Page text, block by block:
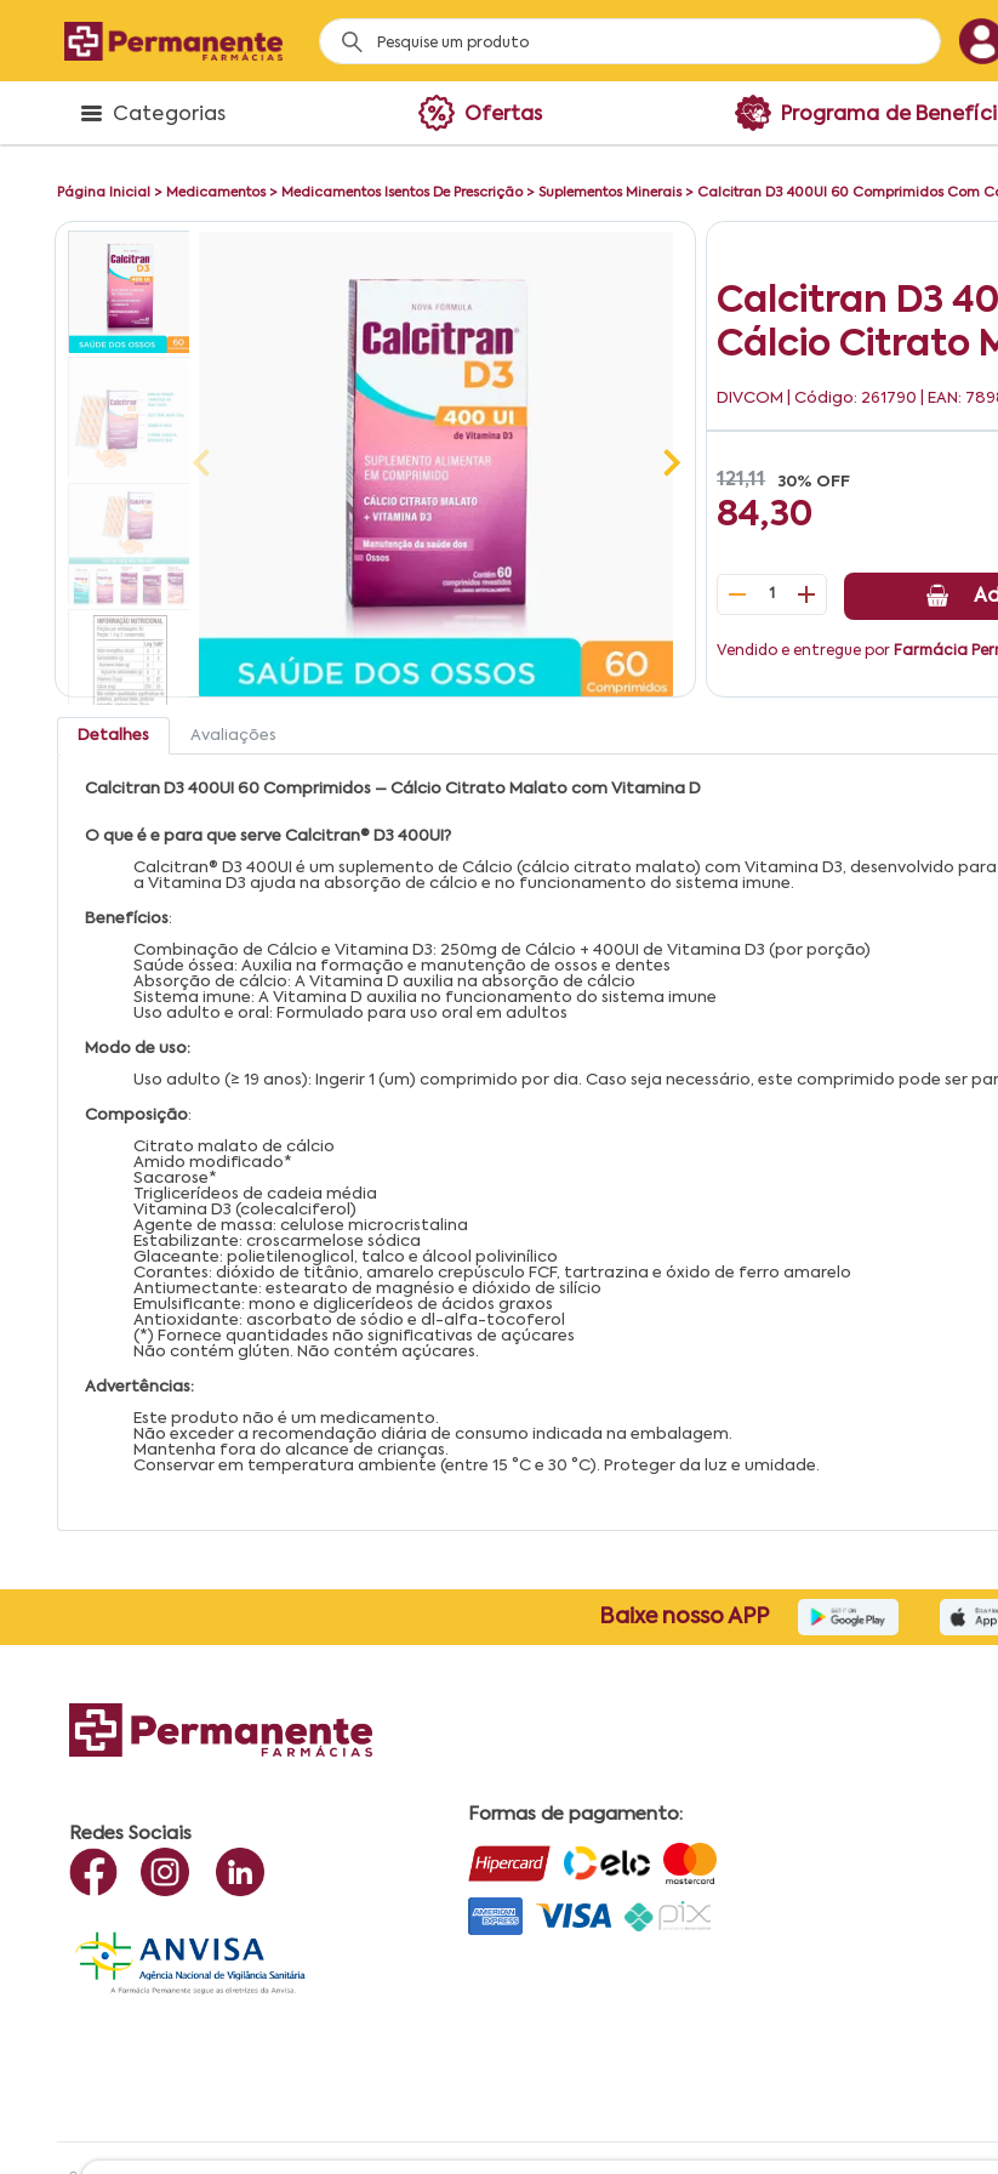
Categorias Ofertas Programa de
Página Inicial > Medicamentos> Medicamentos Isentos De Prescrição> Suplementos Minerais> Calcitran D3 400UI 60 Comprimidos Com
Calcitran D3
Cálcio Citrato
DIVCOM | Código: 261790 | EAN:
121,11 30% OFF
84,30
1
Vendido e entregue por Farmácia
Detalhes Avaliações
Calcitran D3 400UI 60 Comprimidos – Cálcio Citrato Malato com Vitamina D
O que é e para que serve Calcitran® D3 400UI?
Calcitran® D3 400UI é um suplemento de Cálcio (cálcio citrato malato) com Vitamina D3, desenvolvido
a Vitamina D3 ajuda na absorção de cálcio e no funcionamento do sistema imune.
Benefícios:
Combinação de Cálcio e Vitamina D3: 250mg de Cálcio + 400UI de Vitamina D3 (por porção)
Saúde óssea: Auxilia na formação e manutenção de ossos e dentes
Absorção de cálcio: A Vitamina D auxilia na absorção de cálcio
Sistema imune: A Vitamina D auxilia no funcionamento do sistema imune
Uso adulto e oral: Formulado para uso oral em adultos
Modo de uso:
Uso adulto (≥ 19 anos): Ingerir 1 (um) comprimido por dia. Caso seja necessário, este comprimido pode ser
Composição:
Citrato malato de cálcio
Amido modificado*
Sacarose*
Triglicerídeos de cadeia média
Vitamina D3 (colecalciferol)
Agente de massa: celulose microcristalina
Estabilizante: croscarmelose sódica
Glaceante: polietilenoglicol, talco e álcool polivinílico
Corantes: dióxido de titânio, amarelo crepúsculo FCF, tartrazina e óxido de ferro amarelo
Antiumectante: estearato de magnésio e dióxido de silício
Emulsificante: mono e diglicerídeos de ácidos graxos
Antioxidante: ascorbato de sódio e dl-alfa-tocoferol
(*) Fornece quantidades não significativas de açúcares
Não contém glúten. Não contém açúcares.
Advertências:
Este produto não é um medicamento.
Não exceder a recomendação diária de consumo indicada na embalagem.
Mantenha fora do alcance de crianças.
Conservar em temperatura ambiente (entre 15 °C e 30 °C). Proteger da luz e umidade.
Baixe nosso APP
Redes Sociais
Formas de pagamento: